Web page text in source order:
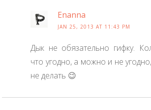
Enanna
JAN 25, 2013 AT 11:43 PM
Дык не обязательно гифку.
что угодно, а можно и не
не делать 😉